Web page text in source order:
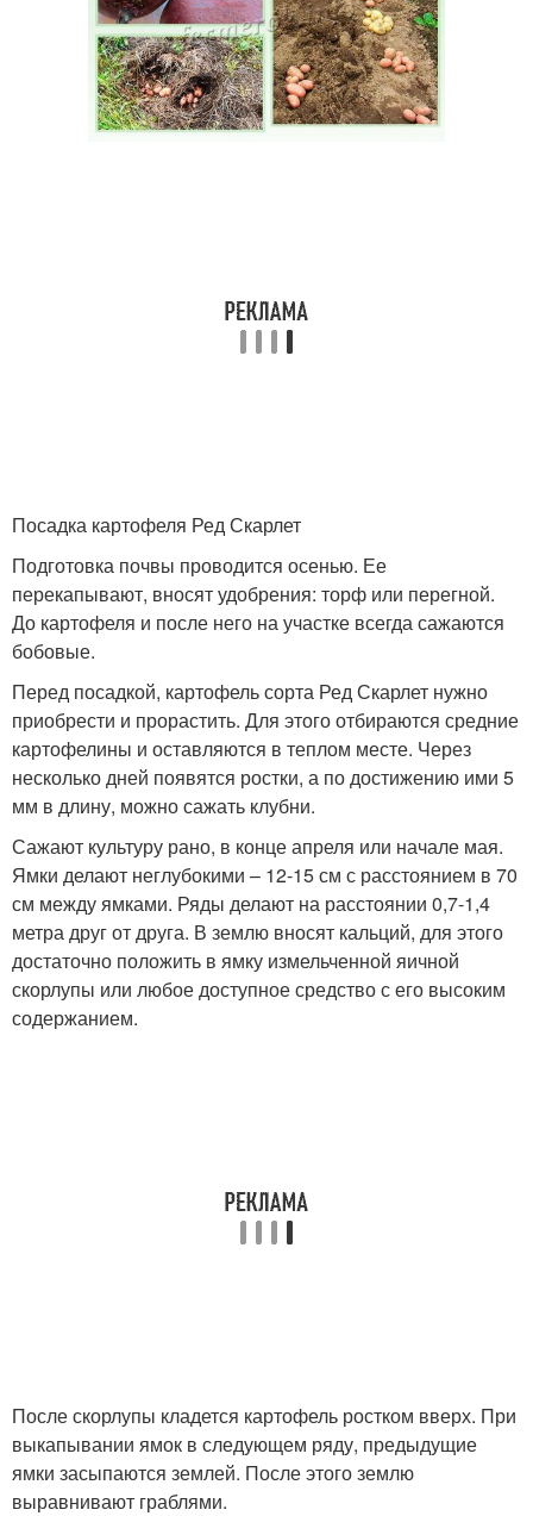
Посадка картофеля Ред Скарлет
Подготовка почвы проводится осенью. Ее
перекапывают, вносят удобрения: торф или перегной.
До картофеля и после него на участке всегда сажаются
бобовые.
Перед посадкой, картофель сорта Ред Скарлет нужно
приобрести и прорастить. Для этого отбираются средние
картофелины и оставляются в теплом месте. Через
несколько дней появятся ростки, а по достижению ими 5
мм в длину, можно сажать клубни.
Сажают культуру рано, в конце апреля или начале мая.
Ямки делают неглубокими – 12-15 см с расстоянием в 70
см между ямками. Ряды делают на расстоянии 0,7-1,4
метра друг от друга. В землю вносят кальций, для этого
достаточно положить в ямку измельченной яичной
скорлупы или любое доступное средство с его высоким
содержанием.
После скорлупы кладется картофель ростком вверх. При
выкапывании ямок в следующем ряду, предыдущие
ямки засыпаются землей. После этого землю
выравнивают граблями.